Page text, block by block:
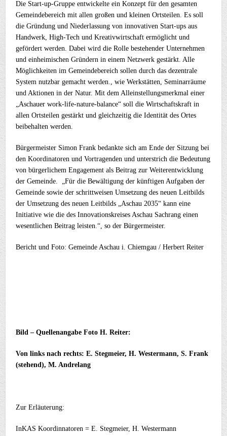
Die Start-up-Gruppe entwickelte ein Konzept für den gesamten
Gemeindebereich mit allen großen und kleinen Ortsteilen. Es soll
die Gründung und Niederlassung von innovativen Start-ups aus
Handwerk, High-Tech und Kreativwirtschaft ermöglicht und
gefördert werden. Dabei wird die Rolle bestehender Unternehmen
und einheimischen Gründern in einem Netzwerk gestärkt. Alle
Möglichkeiten im Gemeindebereich sollen durch das dezentrale
System nutzbar gemacht werden., wie Werkstätten, Seminarräume
und Aktionen in der Natur. Mit dem Alleinstellungsmerkmal einer
„Aschauer work-life-nature-balance“ soll die Wirtschaftskraft in
allen Ortsteilen gestärkt und gleichzeitig die Identität des Ortes
beibehalten werden.
Bürgermeister Simon Frank bedankte sich am Ende der Sitzung bei
den Koordinatoren und Vortragenden und unterstrich die Bedeutung
von bürgerlichem Engagement als Beitrag zur Weiterentwicklung
der Gemeinde. „Für die Bewältigung der künftigen Aufgaben der
Gemeinde sowie der schrittweisen Umsetzung des neuen Leitbilds
der Umsetzung des neuen Leitbilds „Aschau 2035“ kann eine
Initiative wie die des Innovationskreises Aschau Sachrang einen
wesentlichen Beitrag leisten.“, so der Bürgermeister.
Bericht und Foto: Gemeinde Aschau i. Chiemgau / Herbert Reiter
Bild – Quellenangabe Foto H. Reiter:
Von links nach rechts: E. Stegmeier, H. Westermann, S. Frank
(stehend), M. Andrelang
Zur Erläuterung:
InKAS Koordinnatoren = E. Stegmeier, H. Westermann